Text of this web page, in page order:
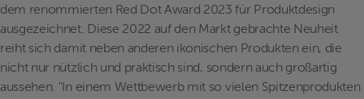
dem renommierten Red Dot Award 2023 für Produktdesign
ausgezeichnet. Diese 2022 auf den Markt gebrachte Neuheit
reiht sich damit neben anderen ikonischen Produkten ein, die
nicht nur nützlich und praktisch sind, sondern auch großartig
aussehen. "In einem Wettbewerb mit so vielen Spitzenprodukten